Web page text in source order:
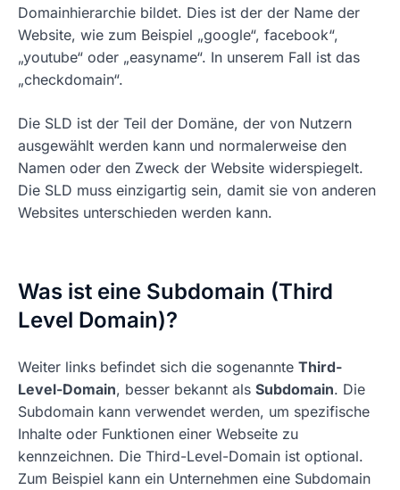
Domainhierarchie bildet. Dies ist der der Name der
Website, wie zum Beispiel „google“, facebook“,
„youtube“ oder „easyname“. In unserem Fall ist das
„checkdomain“.
Die SLD ist der Teil der Domäne, der von Nutzern
ausgewählt werden kann und normalerweise den
Namen oder den Zweck der Website widerspiegelt.
Die SLD muss einzigartig sein, damit sie von anderen
Websites unterschieden werden kann.
Was ist eine Subdomain (Third
Level Domain)?
Weiter links befindet sich die sogenannte Third-
Level-Domain, besser bekannt als Subdomain. Die
Subdomain kann verwendet werden, um spezifische
Inhalte oder Funktionen einer Webseite zu
kennzeichnen. Die Third-Level-Domain ist optional.
Zum Beispiel kann ein Unternehmen eine Subdomain